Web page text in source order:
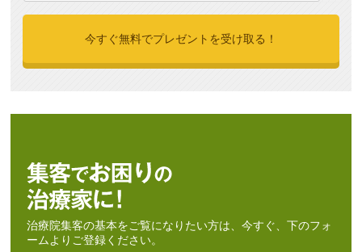
治療院集客の基本をご覧になりたい方は、今すぐ、下のフォ
ームよりご登録ください。